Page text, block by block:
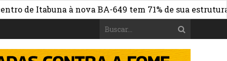
à nova BA-649 tem 71% de sua estrutura de